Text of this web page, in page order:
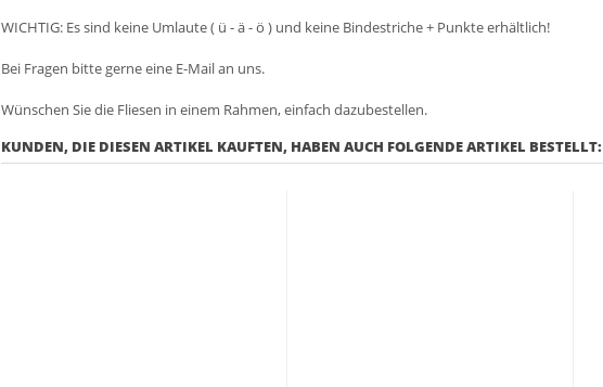
WICHTIG: Es sind keine Umlaute ( ü - ä - ö ) und keine Bindestriche + Punkte erhältlich!
Bei Fragen bitte gerne eine E-Mail an uns.
Wünschen Sie die Fliesen in einem Rahmen, einfach dazubestellen.
KUNDEN, DIE DIESEN ARTIKEL KAUFTEN, HABEN AUCH FOLGENDE ARTIKEL BESTELLT: